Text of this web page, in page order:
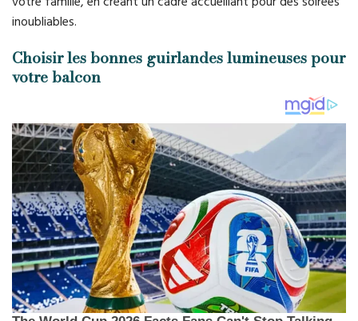
inoubliables.
Choisir les bonnes guirlandes lumineuses pour
votre balcon